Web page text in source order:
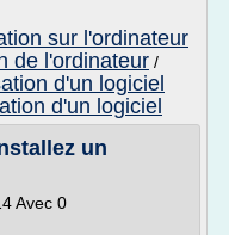
sur l'ordinateur
de l'ordinateur /
d'un logiciel
d'un logiciel
un
Avec 0